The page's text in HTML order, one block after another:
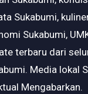
Sukabumi,
Sukabumi,
terbaru dari
Media lokal
Mengabarkan.